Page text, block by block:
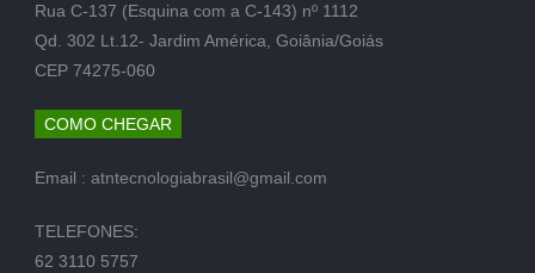
Rua C-137 (Esquina com a C-143) nº 1112
Qd. 302 Lt.12- Jardim América, Goiânia/Goiás
CEP 74275-060
COMO CHEGAR
Email : atntecnologiabrasil@gmail.com
TELEFONES:
62 3110 5757